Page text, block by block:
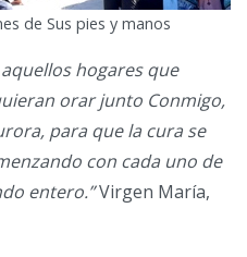
de Sus pies y manos
hogares que
orar junto Conmigo,
para que la cura se
con cada uno de
entero.”Virgen María,